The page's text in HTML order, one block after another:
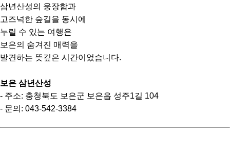
삼년산성의 웅장함과
고즈넉한 숲길을 동시에
누릴 수 있는 여행은
보은의 숨겨진 매력을
발견하는 뜻깊은 시간이었습니다.
보은 삼년산성
- 주소: 충청북도 보은군 보은읍 성주1길 104
- 문의: 043-542-3384